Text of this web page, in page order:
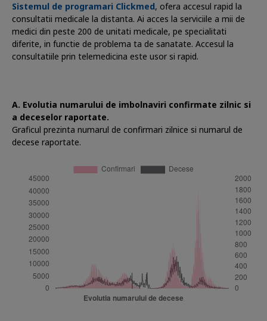
Sistemul de programari Clickmed, ofera accesul rapid la
consultatii medicale la distanta. Ai acces la serviciile a mii de
medici din peste 200 de unitati medicale, pe specialitati
diferite, in functie de problema ta de sanatate. Accesul la
consultatiile prin telemedicina este usor si rapid.
A. Evolutia numarului de imbolnaviri confirmate zilnic si
a deceselor raportate.
Graficul prezinta numarul de confirmari zilnice si numarul de
decese raportate.